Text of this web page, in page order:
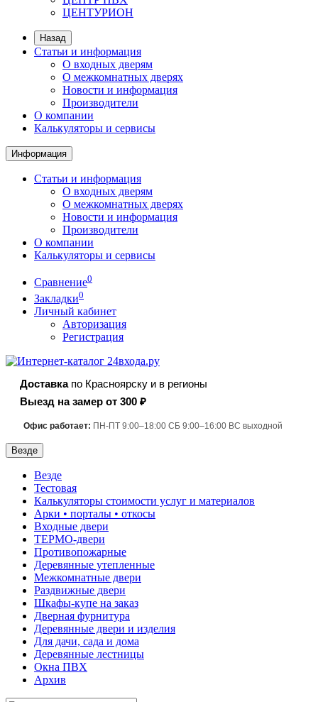
ЦЕНТУРИОН
Назад
Статьи и информация
О входных дверям
О межкомнатных дверях
Новости и информация
Производители
О компании
Калькуляторы и сервисы
Информация
Статьи и информация
О входных дверям
О межкомнатных дверях
Новости и информация
Производители
О компании
Калькуляторы и сервисы
Сравнение0
Закладки0
Личный кабинет
Авторизация
Регистрация
Доставкапо Красноярску и в регионы
Выезд на замер от 300 ₽
Офис работает: ПН-ПТ 9:00–18:00 СБ 9:00–16:00 ВС выходной
Везде
Везде
Тестовая
Калькуляторы стоимости услуг и материалов
Арки • порталы • откосы
Входные двери
ТЕРМО-двери
Противопожарные
Деревянные утепленные
Межкомнатные двери
Раздвижные двери
Шкафы-купе на заказ
Дверная фурнитура
Деревянные двери и изделия
Для дачи, сада и дома
Деревянные лестницы
Окна ПВХ
Архив